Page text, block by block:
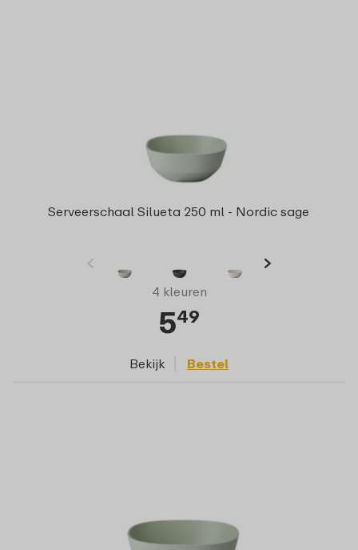
Serveerschaal Silueta 250 ml - Nordic sage
4 kleuren
549
Bekijk Bestel